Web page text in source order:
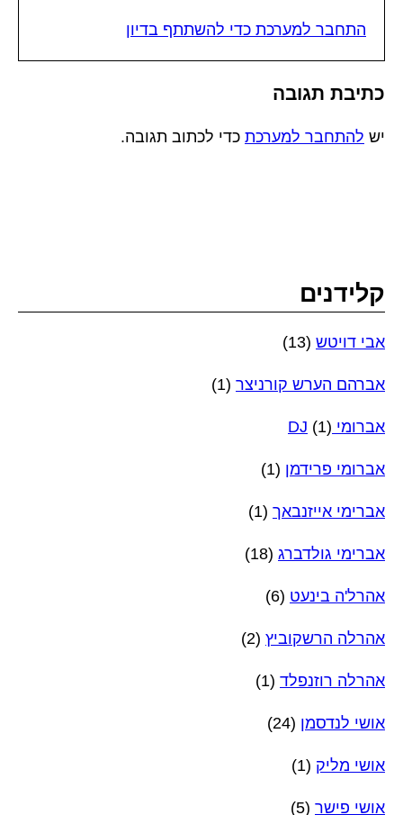
התחבר למערכת כדי להשתתף בדיון
כתיבת תגובה
יש להתחבר למערכת כדי לכתוב תגובה.
קלידנים
אבי דויטש (13)
אברהם הערש קורניצר (1)
אברומי DJ (1)
אברומי פרידמן (1)
אברימי אייזנבאך (1)
אברימי גולדברג (18)
אהרל'ה בינעט (6)
אהרלה הרשקוביץ (2)
אהרלה רוזנפלד (1)
אושי לנדסמן (24)
אושי מליק (1)
אושי פישר (5)